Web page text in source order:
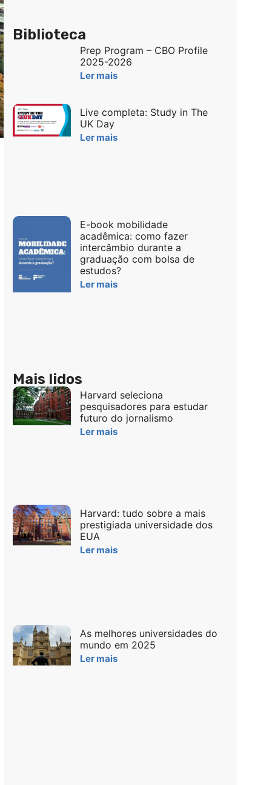
Biblioteca
Prep Program – CBO Profile
2025-2026
Ler mais
Live completa: Study in The
UK Day
Ler mais
E-book mobilidade
acadêmica: como fazer
intercâmbio durante a
graduação com bolsa de
estudos?
Ler mais
Mais lidos
Harvard seleciona
pesquisadores para estudar
futuro do jornalismo
Ler mais
Harvard: tudo sobre a mais
prestigiada universidade dos
EUA
Ler mais
As melhores universidades do
mundo em 2025
Ler mais